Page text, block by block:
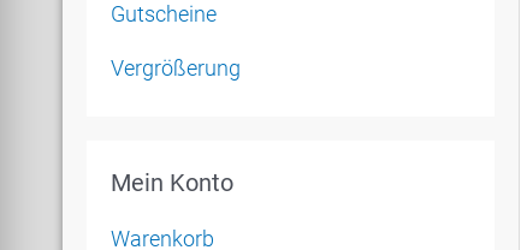
Gutscheine
Vergrößerung
Mein Konto
Warenkorb